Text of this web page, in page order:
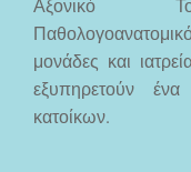
Αξονικό
μονάδες και
εξυπηρετούν
κατοίκων.